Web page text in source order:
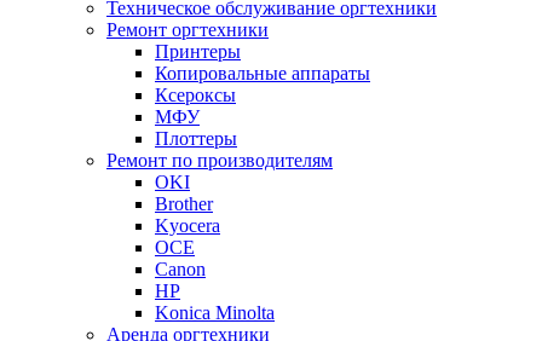
Техническое обслуживание оргтехники
Ремонт оргтехники
Принтеры
Копировальные аппараты
Ксероксы
МФУ
Плоттеры
Ремонт по производителям
OKI
Brother
Kyocera
OCE
Canon
HP
Konica Minolta
Аренда оргтехники